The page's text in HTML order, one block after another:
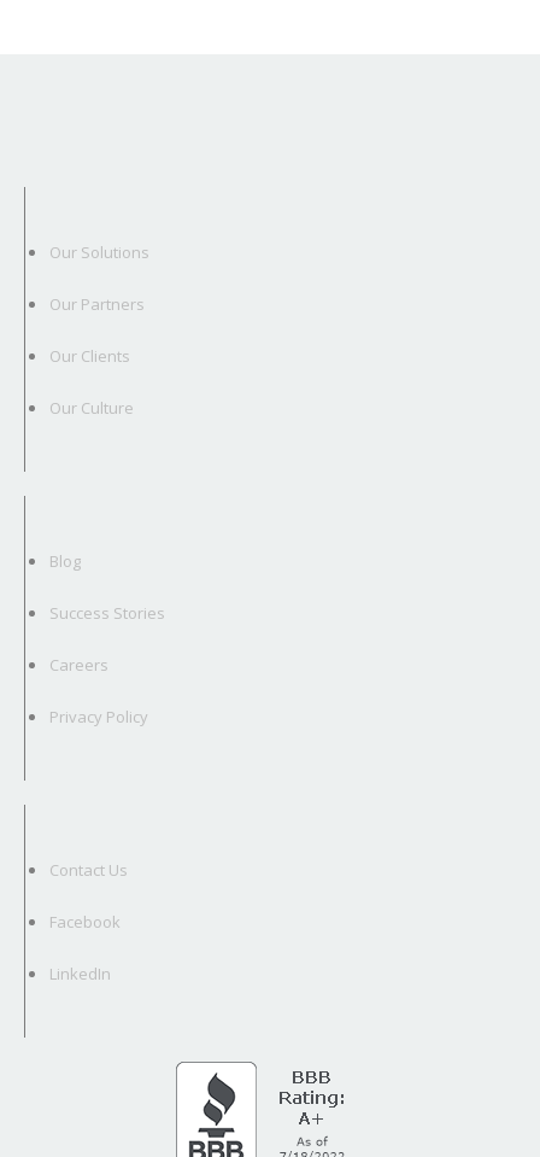
Our Solutions
Our Partners
Our Clients
Our Culture
Blog
Success Stories
Careers
Privacy Policy
Contact Us
Facebook
LinkedIn